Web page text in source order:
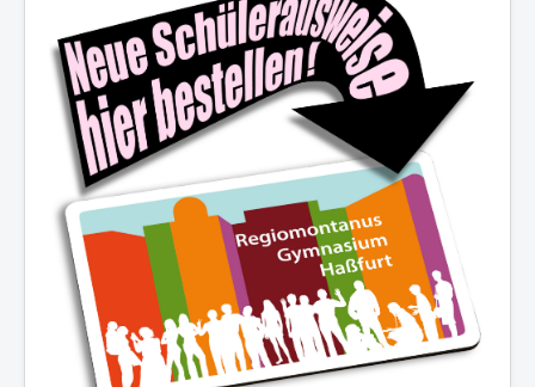
Die Schulfamilie wünscht allen
schöne und erholsame
Sommerferien!
Ferienöffnungszeiten des Sekretariats:
03.-14.08.2026:8.00-12.30 Uhr
19.08./26.08./02.09.2026:
10.00-12.00 Uhr
07.-11.09.2026:8.00-12.30 Uhr